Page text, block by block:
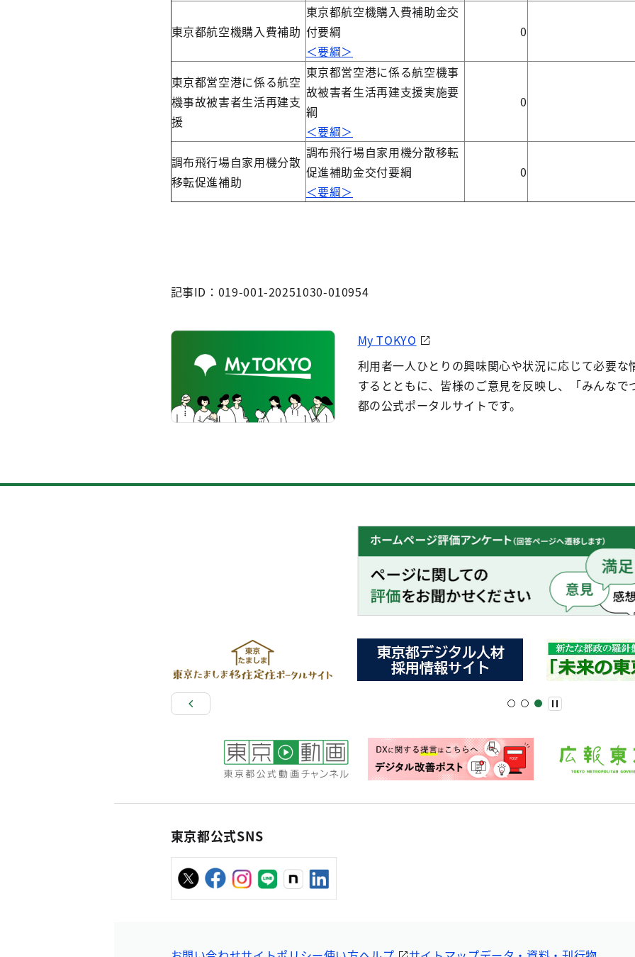
東京都航空機購入費補助
東京都航空機購入費補助金交
付要綱
＜要綱＞
0
東京都営空港に係る航空
機事故被害者生活再建支
援
東京都営空港に係る航空機事
故被害者生活再建支援実施要
綱
＜要綱＞
0
調布飛行場自家用機分散
移転促進補助
調布飛行場自家用機分散移転
促進補助金交付要綱
＜要綱＞
0
記事ID：019-001-20251030-010954
My TOKYO
利用者一人ひとりの興味関心や状況に応じて必要な
するとともに、皆様のご意見を反映し、「みんなで
都の公式ポータルサイトです。
東京都公式SNS